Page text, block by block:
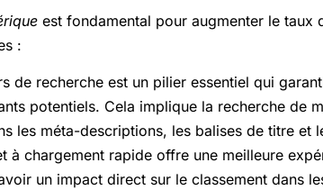
est fondamental pour augmenter le taux
:
de recherche est un pilier essentiel qui
potentiels. Cela implique la recherche de
les méta-descriptions, les balises de titre et
à chargement rapide offre une meilleure
un impact direct sur le classement dans